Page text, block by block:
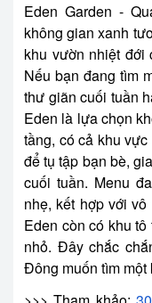
Eden Garden -
không gian xanh
khu vườn nhiệt đới
Nếu bạn đang tìm
thư giãn cuối tuần
Eden là lựa chọn
tầng, có cả khu
để tụ tập bạn bè,
cuối tuần. Menu
nhẹ, kết hợp với
Eden còn có khu
nhỏ. Đây chắc
Đông muốn tìm một